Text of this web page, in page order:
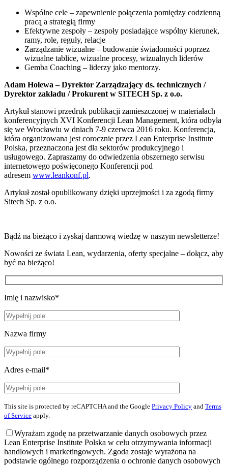
Wspólne cele – zapewnienie połączenia pomiędzy codzienną
pracą a strategią firmy
Efektywne zespoły – zespoły posiadające wspólny kierunek,
ramy, role, reguły, relacje
Zarządzanie wizualne – budowanie świadomości poprzez
wizualne tablice, wizualne procesy, wizualnych liderów
Gemba Coaching – liderzy jako mentorzy.
Adam Holewa – Dyrektor Zarządzający ds. technicznych /
Dyrektor zakładu / Prokurent w SITECH Sp. z o.o.
Artykuł stanowi przedruk publikacji zamieszczonej w materiałach
konferencyjnych XVI Konferencji Lean Management, która odbyła
się we Wrocławiu w dniach 7-9 czerwca 2016 roku. Konferencja,
która organizowana jest corocznie przez Lean Enterprise Institute
Polska, przeznaczona jest dla sektorów produkcyjnego i
usługowego. Zapraszamy do odwiedzenia obszernego serwisu
internetowego poświęconego Konferencji pod
adresem www.leankonf.pl.
Artykuł został opublikowany dzięki uprzejmości i za zgodą firmy
Sitech Sp. z o.o.
Bądź na bieżąco i zyskaj darmową wiedzę w naszym newsletterze!
Nowości ze świata Lean, wydarzenia, oferty specjalne – dołącz, aby
być na bieżąco!
Imię i nazwisko*
Nazwa firmy
Adres e-mail*
This site is protected by reCAPTCHA and the Google Privacy Policy and Terms
of Service apply.
Wyrażam zgodę na przetwarzanie danych osobowych przez
Lean Enterprise Institute Polska w celu otrzymywania informacji
handlowych i marketingowych. Zgoda zostaje wyrażona na
podstawie ogólnego rozporządzenia o ochronie danych osobowych